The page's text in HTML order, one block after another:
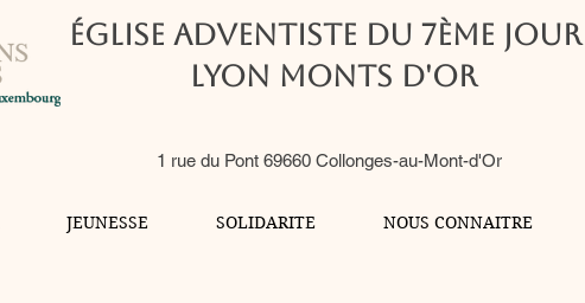
Église Adventiste du 7ème Jour
Lyon Monts d'Or
1 rue du Pont 69660 Collonges-au-Mont-d'Or
JEUNESSE SOLIDARITE NOUS CONNAITRE